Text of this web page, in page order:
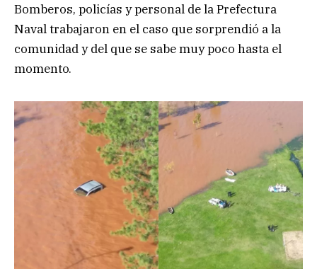
Bomberos, policías y personal de la Prefectura
Naval trabajaron en el caso que sorprendió a la
comunidad y del que se sabe muy poco hasta el
momento.